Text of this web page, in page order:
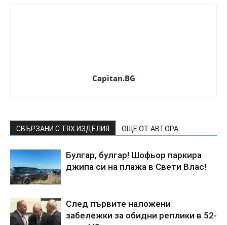
Capitan.BG
СВЪРЗАНИ С ТЯХ ИЗДЕЛИЯ ОЩЕ ОТ АВТОРА
Булгар, булгар! Шофьор паркира
джипа си на плажа в Свети Влас!
След първите наложени
забележки за обидни реплики в 52-